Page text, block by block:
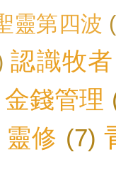
靈第四波
認識牧者
金錢管理
靈修 (7)